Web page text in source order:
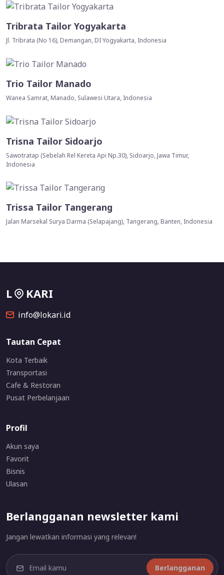
Tribrata Tailor Yogyakarta
Jl. Tribrata (No 16), Demangan, DI Yogyakarta, Indonesia
Trio Tailor Manado
Wanea Samrat, Manado, Sulawesi Utara, Indonesia
Trisna Tailor Sidoarjo
Sawotratap (Sebelah Rel Kereta Api Np.30), Sidoarjo, Jawa Timur,
Indonesia
Trissa Tailor Tangerang
Jalan Marsekal Surya Darma (Selapajang), Tangerang, Banten, Indonesia
L KARI
info@lokari.id
Tautan Cepat
Kota Terbaik
Transportasi
Cafe & Restoran
Pusat Perbelanjaan
Profil
Akun saya
Favorit
Bisnis
Ulasan
Berlangganan newsletter kami
Jangan lewatkan informasi yang relevan!
Berlangganan